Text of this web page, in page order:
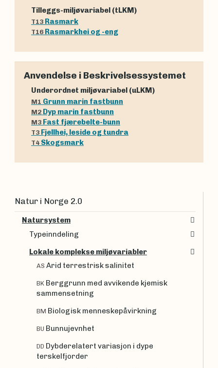
Tilleggs-miljøvariabel (tLKM)
T13 Rasmark
T16 Rasmarkhei og -eng
Anvendelse i Beskrivelsessystemet
Underordnet miljøvariabel (uLKM)
M1 Grunn marin fastbunn
M2 Dyp marin fastbunn
M3 Fast fjærebelte-bunn
T3 Fjellhei, leside og tundra
T4 Skogsmark
Natur i Norge 2.0
Natursystem
Typeinndeling
Lokale komplekse miljøvariabler
AS Arid terrestrisk salinitet
BK Berggrunn med avvikende kjemisk
sammensetning
BM Biologisk menneskepåvirkning
BU Bunnujevnhet
DD Dybderelatert variasjon i dype
terskelfjorder